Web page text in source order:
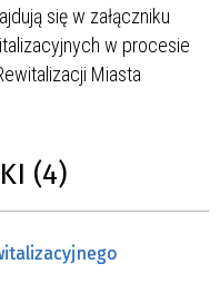
się w załączniku
w procesie
Miasta
(4)